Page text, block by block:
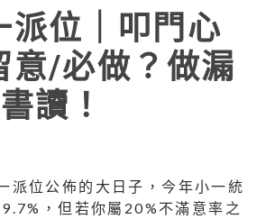
派位｜叩門心
意/必做？做漏
讀！
派位公佈的大日子，今年小一統
，但若你屬20%不滿意率之